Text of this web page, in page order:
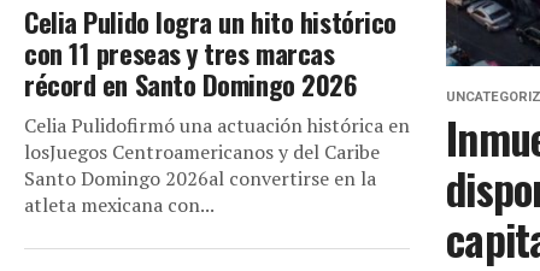
Celia Pulido logra un hito histórico
con 11 preseas y tres marcas
récord en Santo Domingo 2026
Celia Pulidofirmó una actuación histórica en
losJuegos Centroamericanos y del Caribe
Santo Domingo 2026al convertirse en la
atleta mexicana con...